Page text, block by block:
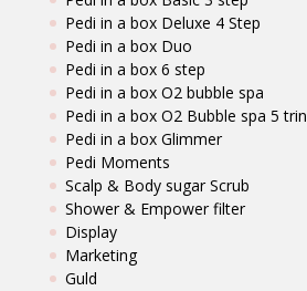
Pedi in a box Deluxe 4 Step
Pedi in a box Duo
Pedi in a box 6 step
Pedi in a box O2 bubble spa
Pedi in a box O2 Bubble spa 5 trin
Pedi in a box Glimmer
Pedi Moments
Scalp & Body sugar Scrub
Shower & Empower filter
Display
Marketing
Guld